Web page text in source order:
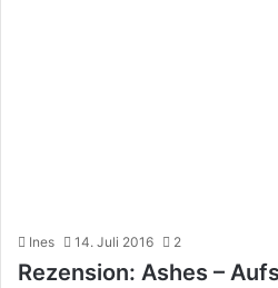
Ines 14. Juli 2016 2
Rezension: Ashes –